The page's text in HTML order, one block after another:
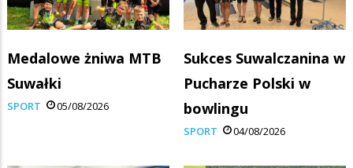
Medalowe żniwa MTB
Suwałki
SPORT 05/08/2026
Sukces Suwalczanina w
Pucharze Polski w
bowlingu
SPORT 04/08/2026